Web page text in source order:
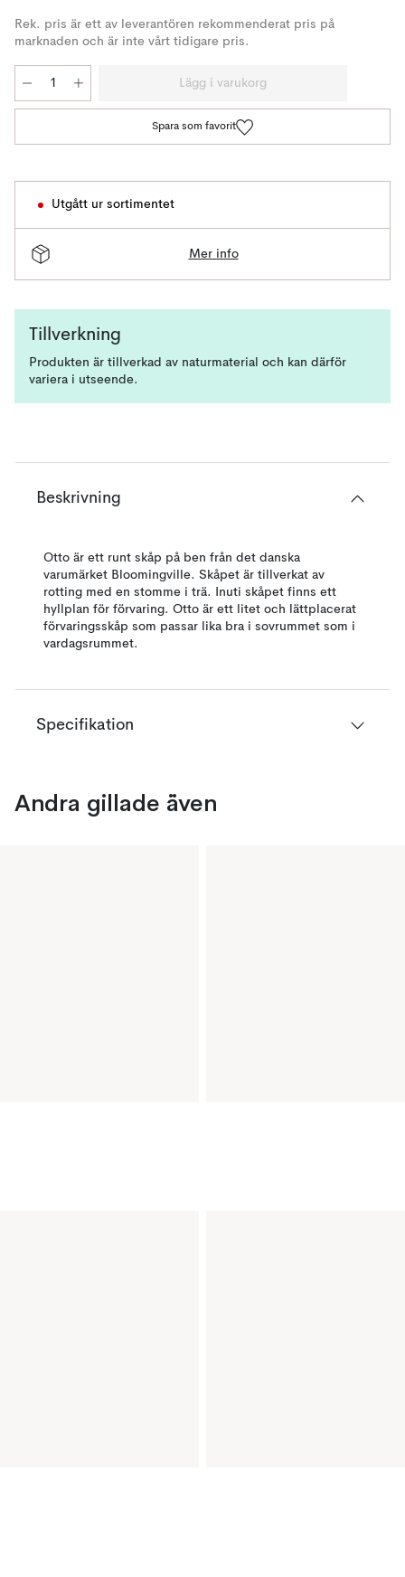
Rek. pris är ett av leverantören rekommenderat pris på
marknaden och är inte vårt tidigare pris.
Lägg i varukorg
Spara som favorit
Utgått ur sortimentet
Mer info
Tillverkning
Produkten är tillverkad av naturmaterial och kan därför
variera i utseende.
Beskrivning
Otto är ett runt skåp på ben från det danska
varumärket Bloomingville. Skåpet är tillverkat av
rotting med en stomme i trä. Inuti skåpet finns ett
hyllplan för förvaring. Otto är ett litet och lättplacerat
förvaringsskåp som passar lika bra i sovrummet som i
vardagsrummet.
Specifikation
Andra gillade även